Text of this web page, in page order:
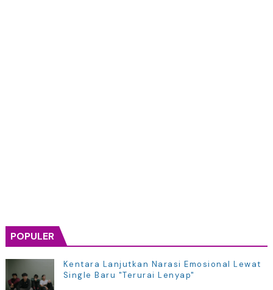
POPULER
Kentara Lanjutkan Narasi Emosional Lewat
Single Baru "Terurai Lenyap"